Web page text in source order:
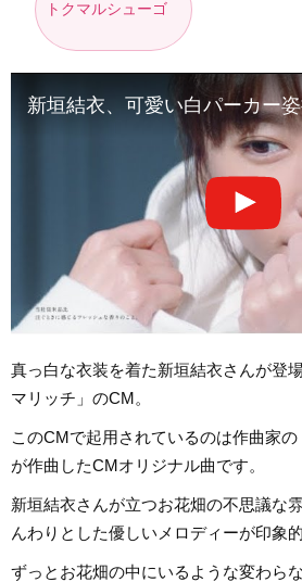
トクマルシューゴ
新垣結衣、可愛い白パーカー
真っ白な衣装を着た新垣結衣さんが登
マリッチ」のCM。
このCMで起用されているのは作曲家
が作曲したCMオリジナル曲です。
新垣結衣さんが立つお花畑の不思議な
んわりとした優しいメロディーが印象的
ずっとお花畑の中にいるような変わら